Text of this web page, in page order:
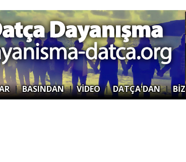
|BASINDAN|VİDEO|DATÇA'DAN|BİZ